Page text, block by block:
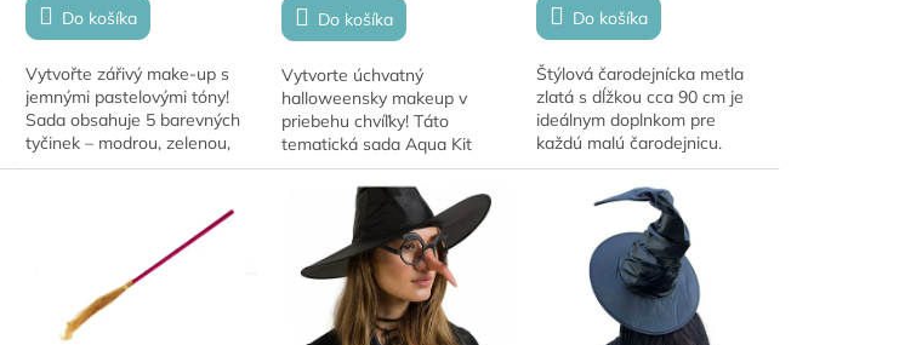
Do košíka
Vytvořte zářivý make-up s
jemnými pastelovými tóny!
Sada obsahuje 5 barevných
tyčinek – modrou, zelenou,
oranžovou, žlutou a růžovou.
Do košíka
Vytvorte úchvatný
halloweensky makeup v
priebehu chvíľky! Táto
tematická sada Aqua Kit
obsahuje všetko pre štýl
„cukrových lebiek“ – 4 farby
(bielu, čiernu, červenú a
ružovú) a...
Do košíka
Štýlová čarodejnícka metla
zlatá s dĺžkou cca 90 cm je
ideálnym doplnkom pre
každú malú čarodejnicu.
Vyrobená z plastovej tyčky a
zdobená metalickou zlatou
sieťovinou s...